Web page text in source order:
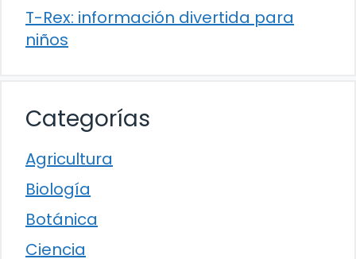
T-Rex: información divertida para
niños
Categorías
Agricultura
Biología
Botánica
Ciencia